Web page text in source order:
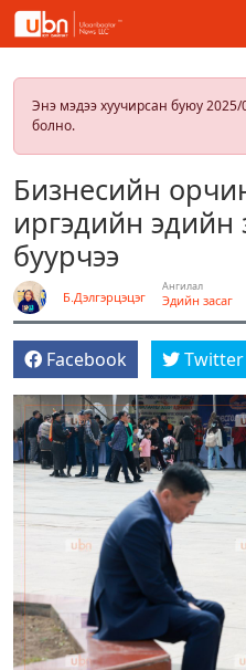
Энэ мэдээ хуучирсан буюу
болно.
Бизнесийн
иргэдийн эдийн
буурчээ
Б.Дэлгэрцэцэг
Ангилал
Эдийн засаг
Facebook Twitter